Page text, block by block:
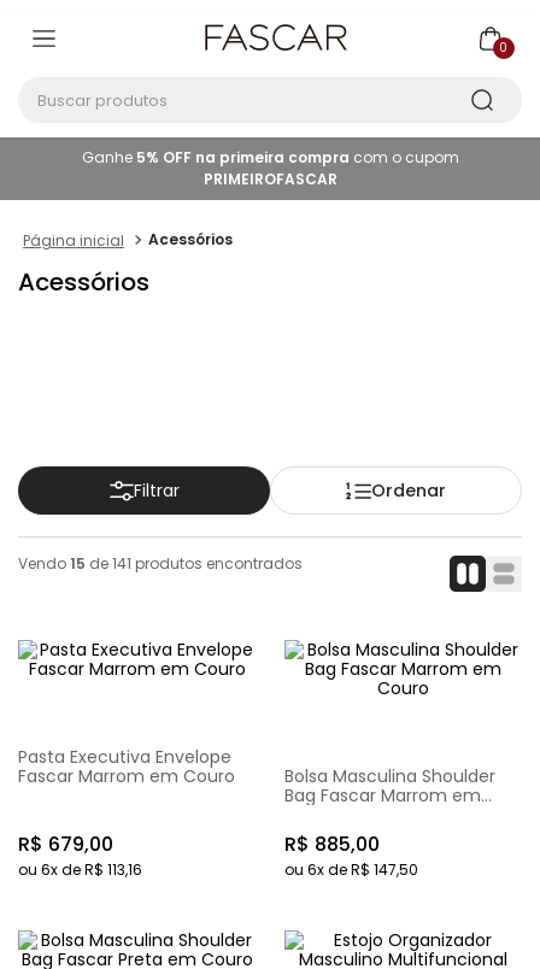
0
Ganhe 5% OFF na primeira compra com o cupom
PRIMEIROFASCAR
Acessórios
Acessórios
Filtrar Ordenar
Vendo15 de141 produtos encontrados
Pasta Executiva Envelope
Fascar Marrom em Couro
R$ 679,00
ou 6x deR$ 113,16
Bolsa Masculina Shoulder
Bag Fascar Marrom em
R$ 885,00
ou 6x deR$ 147,50